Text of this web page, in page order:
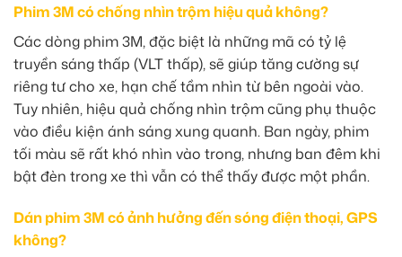
Phim 3M có chống nhìn trộm hiệu quả không?
Các dòng phim 3M, đặc biệt là những mã có tỷ lệ
truyền sáng thấp (VLT thấp), sẽ giúp tăng cường sự
riêng tư cho xe, hạn chế tầm nhìn từ bên ngoài vào.
Tuy nhiên, hiệu quả chống nhìn trộm cũng phụ thuộc
vào điều kiện ánh sáng xung quanh. Ban ngày, phim
tối màu sẽ rất khó nhìn vào trong, nhưng ban đêm khi
bật đèn trong xe thì vẫn có thể thấy được một phần.
Dán phim 3M có ảnh hưởng đến sóng điện thoại, GPS
không?